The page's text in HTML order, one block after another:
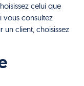
celui que
vous consultez
un client, choisissez